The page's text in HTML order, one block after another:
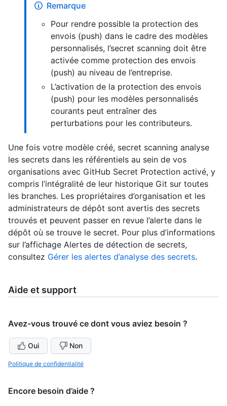
Remarque
Pour rendre possible la protection des
envois (push) dans le cadre des modèles
personnalisés, l’secret scanning doit être
activée comme protection des envois
(push) au niveau de l’entreprise.
L’activation de la protection des envois
(push) pour les modèles personnalisés
courants peut entraîner des
perturbations pour les contributeurs.
Une fois votre modèle créé, secret scanning analyse
les secrets dans les référentiels au sein de vos
organisations avec GitHub Secret Protection activé, y
compris l’intégralité de leur historique Git sur toutes
les branches. Les propriétaires d’organisation et les
administrateurs de dépôt sont avertis des secrets
trouvés et peuvent passer en revue l’alerte dans le
dépôt où se trouve le secret. Pour plus d’informations
sur l’affichage Alertes de détection de secrets,
consultez Gérer les alertes d’analyse des secrets.
Aide et support
Avez-vous trouvé ce dont vous aviez besoin ?
Oui Non
Politique de confidentialité
Encore besoin d’aide ?